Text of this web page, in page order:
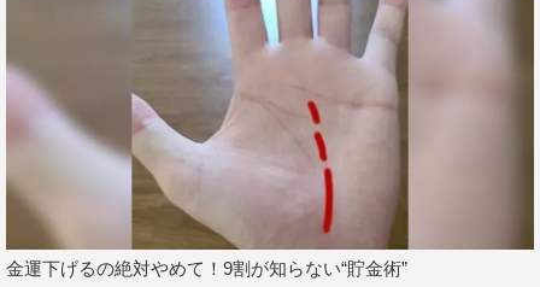
すが、そんな動画の数々をブラッシュアップさせた形で見
せていただけたのが、とても楽しかったですね。
僕が今回一番お薦めなのは、トルコの“高速タイヤ運び動
画”。見事なコントロールでタイヤを運ぶ男性が登場する
のですが、僕は“ライフハック”みたいに、知恵や工夫でハ
ッとさせられる動画が好きなんです。ビックリするだけじ
ゃなくて、「なるほど！」と思えるものにすごく興味がわ
くんですよね。あの動画は映像のテンポの心地よさだけじ
金運下げるの絶対やめて！9割が知らない“貯金術”